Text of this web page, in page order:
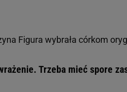
Figura wybrała córkom
Trzeba mieć spore